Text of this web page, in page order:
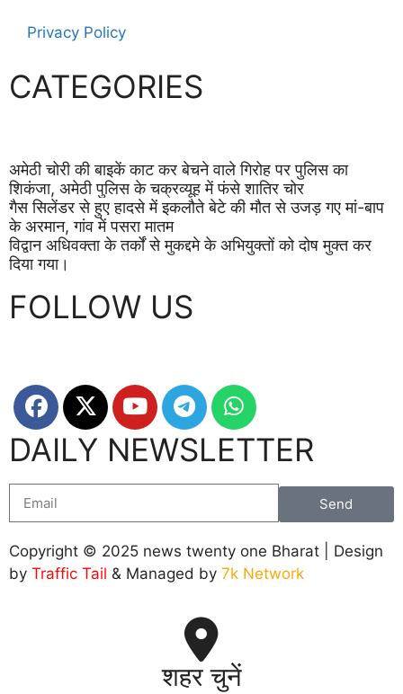
Privacy Policy
CATEGORIES
अमेठी चोरी की बाइकें काट कर बेचने वाले गिरोह पर पुलिस का
शिकंजा, अमेठी पुलिस के चक्रव्यूह में फंसे शातिर चोर
गैस सिलेंडर से हुए हादसे में इकलौते बेटे की मौत से उजड़ गए मां-बाप
के अरमान, गांव में पसरा मातम
विद्वान अधिवक्ता के तर्कों से मुकद्दमे के अभियुक्तों को दोष मुक्त कर
दिया गया।
FOLLOW US
DAILY NEWSLETTER
Send
Copyright © 2025 news twenty one Bharat | Design
by Traffic Tail & Managed by 7k Network
शहर चुनें